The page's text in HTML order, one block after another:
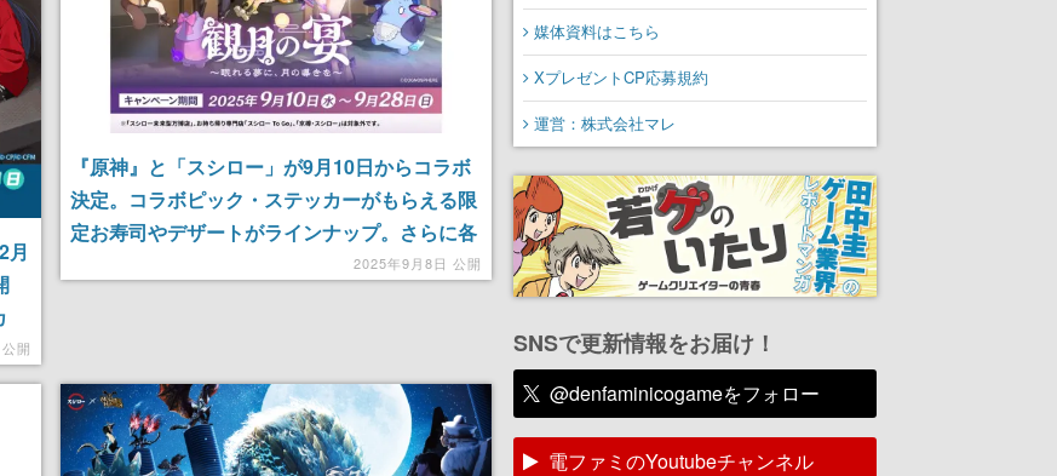
月
ボ
開
『原神』と「スシロー」が9月10日からコラボ
決定。コラボピック・ステッカーがもらえる限
定お寿司やデザートがラインナップ。さらに各
キャラの限定ミニフィギュアやクリアボトルも
2025年9月8日 公開
媒体資料はこちら
XプレゼントCP応募規約
運営：株式会社マレ
SNSで更新情報をお届け！
@denfaminicogameをフォロー
電ファミのYoutubeチャンネル